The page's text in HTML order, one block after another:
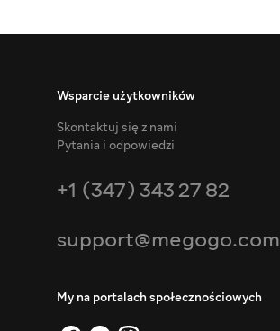
Wsparcie użytkowników
Skontaktuj się z nami
Pytania i odpowiedzi
+1 (347) 343 27 82
support@megogo.com
My na portalach społecznościowych